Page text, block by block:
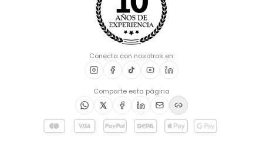
Conecta con nosotros en:
Comparte esta página